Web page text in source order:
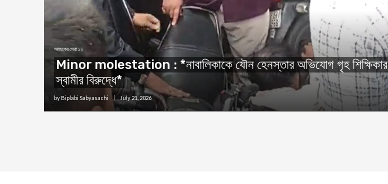
আজকের সেরা ১০
Minor molestation : *নাবালিকাকে যৌন হেনস্তার অভিযোগ গৃহ শিক্ষিকার
স্বামীর বিরুদ্ধে*
by Biplabi Sabyasachi July 21, 2026